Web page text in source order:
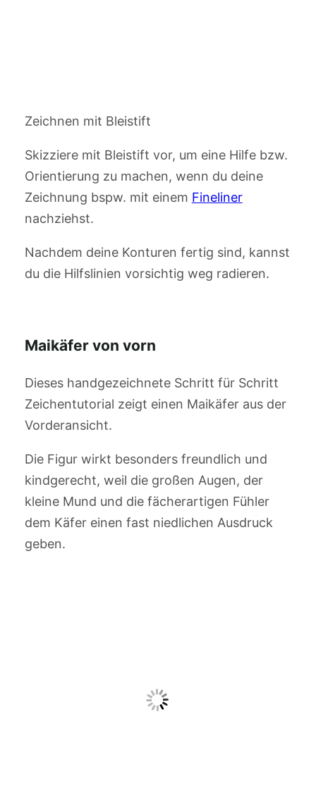
Zeichnen mit Bleistift
Skizziere mit Bleistift vor, um eine Hilfe bzw.
Orientierung zu machen, wenn du deine
Zeichnung bspw. mit einem Fineliner
nachziehst.
Nachdem deine Konturen fertig sind, kannst
du die Hilfslinien vorsichtig weg radieren.
Maikäfer von vorn
Dieses handgezeichnete Schritt für Schritt
Zeichentutorial zeigt einen Maikäfer aus der
Vorderansicht.
Die Figur wirkt besonders freundlich und
kindgerecht, weil die großen Augen, der
kleine Mund und die fächerartigen Fühler
dem Käfer einen fast niedlichen Ausdruck
geben.